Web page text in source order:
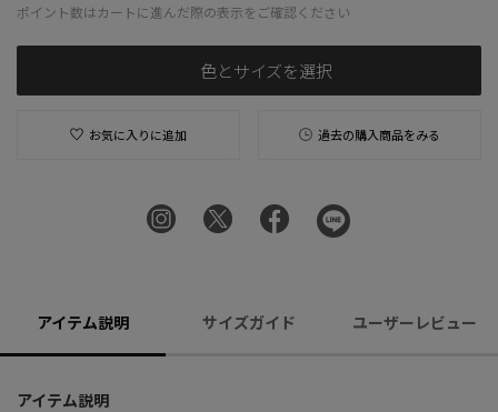
ポイント数はカートに進んだ際の表示をご確認ください
色とサイズを選択
お気に入りに追加 過去の購入商品をみる
アイテム説明 サイズガイド ユーザーレビュー
アイテム説明